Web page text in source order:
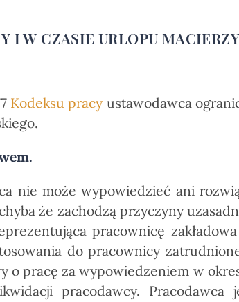
I W CZASIE URLOPU
Kodeksu pracy ustawodawca
nie może wypowiedzieć ani
że zachodzą przyczyny
pracownicę
do pracownicy
o pracę za wypowiedzeniem w
pracodawcy.